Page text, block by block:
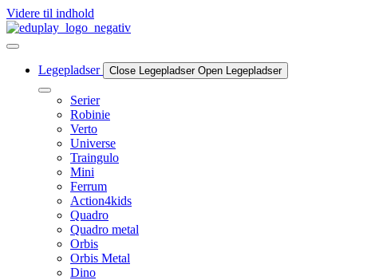
Videre til indhold
Legepladser Close Legepladser Open Legepladser
Serier
Robinie
Verto
Universe
Traingulo
Mini
Ferrum
Action4kids
Quadro
Quadro metal
Orbis
Orbis Metal
Dino